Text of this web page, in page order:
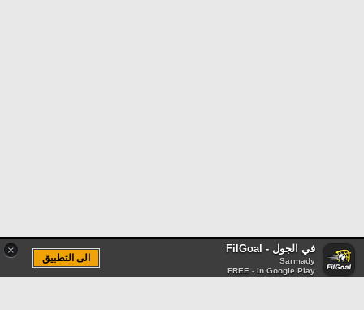
× في الجول - FilGoal
Sarmady
FREE - In Google Play
الى التطبيق